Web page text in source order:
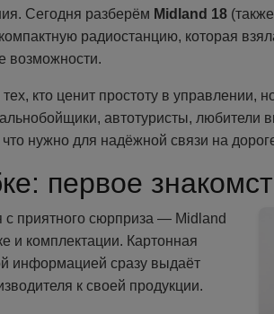
Сегодня разберём Midland 18
радиостанцию, которая
возможности.
кто ценит простоту в управлении,
автотуристы, любители
нужно для надёжной связи на
первое
с приятного сюрприза — Midland
и комплектации. Картонная
информацией сразу выдаёт
к своей продукции.